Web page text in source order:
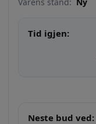
Tid igjen:
Neste bud ved: